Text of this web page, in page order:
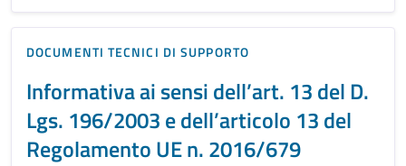
DOCUMENTI TECNICI DI SUPPORTO
Informativa ai sensi dell’art. 13 del D.
Lgs. 196/2003 e dell’articolo 13 del
Regolamento UE n. 2016/679